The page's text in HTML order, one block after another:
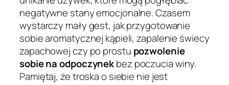
negatywne stany emocjonalne. Czasem
wystarczy mały gest, jak przygotowanie
sobie aromatycznej kąpieli, zapalenie świecy
zapachowej czy po prostu pozwolenie
sobie na odpoczynekbez poczucia winy.
Pamiętaj, że troska o siebie nie jest